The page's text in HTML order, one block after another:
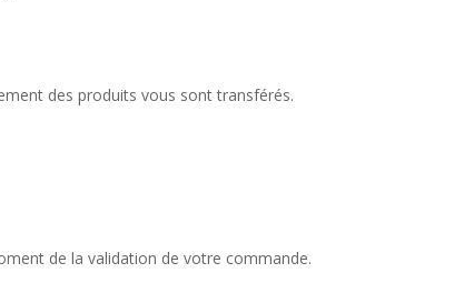
des produits vous sont transférés.
de la validation de votre commande.